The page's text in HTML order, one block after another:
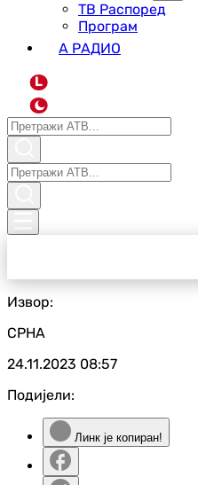
ТВ Распоред
Програм
А РАДИО
L
Извор:
СРНА
24.11.2023 08:57
Подијели:
Линк је копиран!